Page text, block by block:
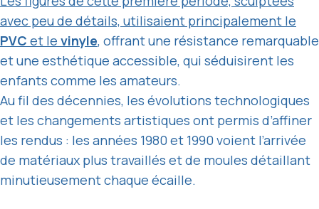
avec peu de détails, utilisaient principalement le
PVC et le vinyle, offrant une résistance remarquable
et une esthétique accessible, qui séduisirent les
enfants comme les amateurs.
Au fil des décennies, les évolutions technologiques
et les changements artistiques ont permis d’affiner
les rendus : les années 1980 et 1990 voient l’arrivée
de matériaux plus travaillés et de moules détaillant
minutieusement chaque écaille.